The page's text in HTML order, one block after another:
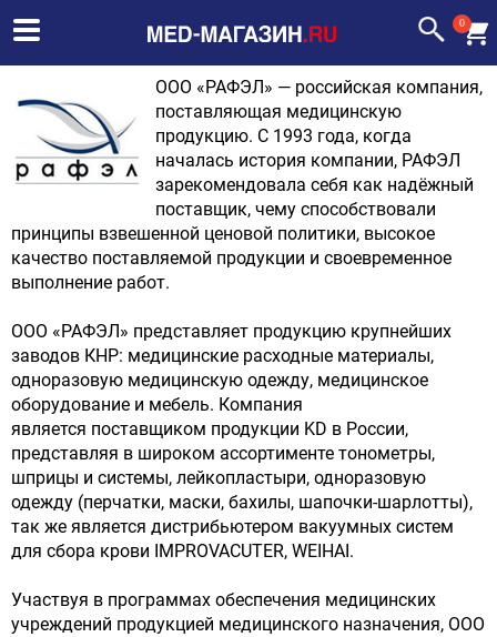
0
ООО «РАФЭЛ» — российская компания,
поставляющая медицинскую
продукцию. С 1993 года, когда
началась история компании, РАФЭЛ
зарекомендовала себя как надёжный
поставщик, чему способствовали
принципы взвешенной ценовой политики, высокое
качество поставляемой продукции и своевременное
выполнение работ.
ООО «РАФЭЛ» представляет продукцию крупнейших
заводов КНР: медицинские расходные материалы,
одноразовую медицинскую одежду, медицинское
оборудование и мебель. Компания
является поставщиком продукции KD в России,
представляя в широком ассортименте тонометры,
шприцы и системы, лейкопластыри, одноразовую
одежду (перчатки, маски, бахилы, шапочки-шарлотты),
так же является дистрибьютером вакуумных систем
для сбора крови IMPROVACUTER, WEIHAI.
Участвуя в программах обеспечения медицинских
учреждений продукцией медицинского назначения, ООО